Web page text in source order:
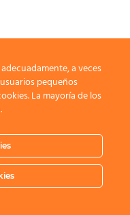
a veces
pequeños
La mayoría de los